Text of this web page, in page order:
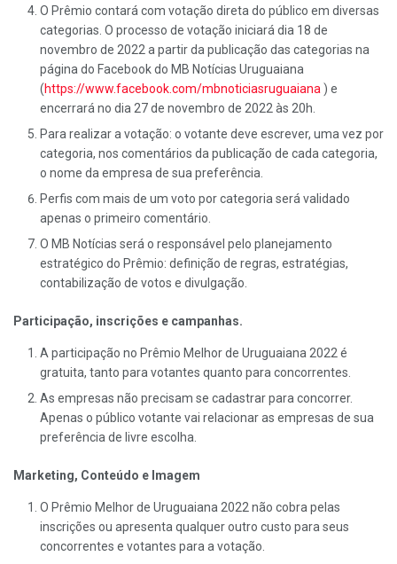
O Prêmio contará com votação direta do público em diversas
categorias. O processo de votação iniciará dia 18 de
novembro de 2022 a partir da publicação das categorias na
página do Facebook do MB Notícias Uruguaiana
(https://www.facebook.com/mbnoticiasruguaiana ) e
encerrará no dia 27 de novembro de 2022 às 20h.
Para realizar a votação: o votante deve escrever, uma vez por
categoria, nos comentários da publicação de cada categoria,
o nome da empresa de sua preferência.
Perfis com mais de um voto por categoria será validado
apenas o primeiro comentário.
O MB Notícias será o responsável pelo planejamento
estratégico do Prêmio: definição de regras, estratégias,
contabilização de votos e divulgação.
Participação, inscrições e campanhas.
A participação no Prêmio Melhor de Uruguaiana 2022 é
gratuita, tanto para votantes quanto para concorrentes.
As empresas não precisam se cadastrar para concorrer.
Apenas o público votante vai relacionar as empresas de sua
preferência de livre escolha.
Marketing, Conteúdo e Imagem
O Prêmio Melhor de Uruguaiana 2022 não cobra pelas
inscrições ou apresenta qualquer outro custo para seus
concorrentes e votantes para a votação.